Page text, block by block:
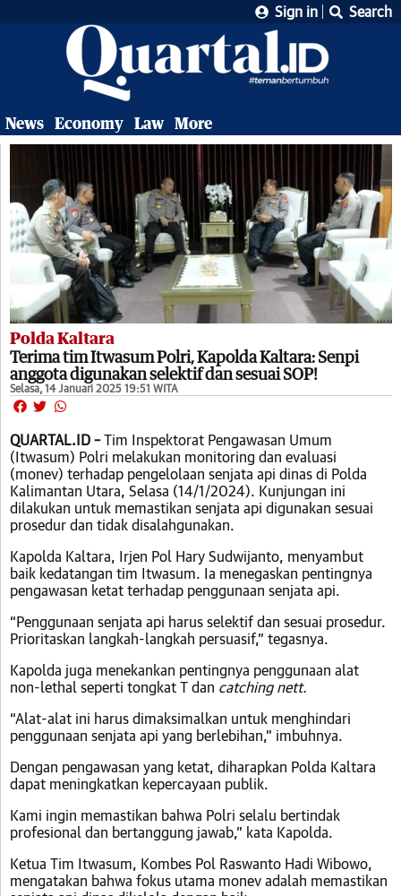
Sign in Search
News Economy Law More
Polda Kaltara
Terima tim Itwasum Polri, Kapolda Kaltara: Senpi
anggota digunakan selektif dan sesuai SOP!
Selasa, 14 Januari 2025 19:51 WITA
QUARTAL.ID –Tim Inspektorat Pengawasan Umum
(Itwasum) Polri melakukan monitoring dan evaluasi
(monev) terhadap pengelolaan senjata api dinas di Polda
Kalimantan Utara, Selasa (14/1/2024). Kunjungan ini
dilakukan untuk memastikan senjata api digunakan sesuai
prosedur dan tidak disalahgunakan.
Kapolda Kaltara, Irjen Pol Hary Sudwijanto, menyambut
baik kedatangan tim Itwasum. Ia menegaskan pentingnya
pengawasan ketat terhadap penggunaan senjata api.
“Penggunaan senjata api harus selektif dan sesuai prosedur.
Prioritaskan langkah-langkah persuasif,” tegasnya.
Kapolda juga menekankan pentingnya penggunaan alat
non-lethal seperti tongkat T dan catching nett.
“Alat-alat ini harus dimaksimalkan untuk menghindari
penggunaan senjata api yang berlebihan,” imbuhnya.
Dengan pengawasan yang ketat, diharapkan Polda Kaltara
dapat meningkatkan kepercayaan publik.
Kami ingin memastikan bahwa Polri selalu bertindak
profesional dan bertanggung jawab,” kata Kapolda.
Ketua Tim Itwasum, Kombes Pol Raswanto Hadi Wibowo,
mengatakan bahwa fokus utama monev adalah memastikan